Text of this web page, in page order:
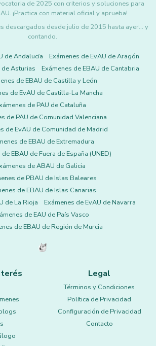
de 2025 con criterios y soluciones para
¡Practica con material oficial y aprueba!
descargados desde julio de 2015 hasta ayer... y
contando.
de Andalucía
Exámenes de EvAU de Aragón
de Asturias
Exámenes de EBAU de Cantabria
de EBAU de Castilla y León
de EvAU de Castilla-La Mancha
de PAU de Cataluña
de PAU de Comunidad Valenciana
de EvAU de Comunidad de Madrid
de EBAU de Extremadura
de EBAU de Fuera de España (UNED)
de ABAU de Galicia
de PBAU de Islas Baleares
de EBAU de Islas Canarias
de La Rioja
Exámenes de EvAU de Navarra
de EAU de País Vasco
de EBAU de Región de Murcia
Legal
Términos y Condiciones
Política de Privacidad
Configuración de Privacidad
Contacto